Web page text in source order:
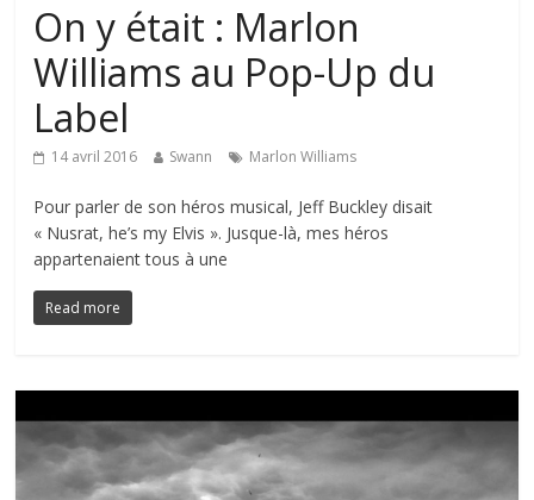
On y était : Marlon
Williams au Pop-Up du
Label
14 avril 2016 Swann Marlon Williams
Pour parler de son héros musical, Jeff Buckley disait
« Nusrat, he’s my Elvis ». Jusque-là, mes héros
appartenaient tous à une
Read more